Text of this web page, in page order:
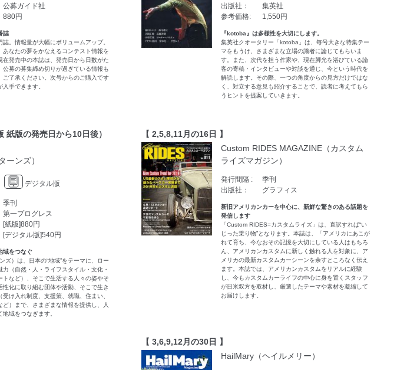
公募ガイド社
880円
誌
誌。情報量が大幅にボリュームアップ。
あなたの夢をかなえるコンテスト情報を
発売中の本誌は、発売日から日数がた
公募の募集締め切りが過ぎている情報も
ご了承ください。次号からのご購入です
入手できます。
出版社：
集英社
参考価格:
1,550円
『kotoba』は多様性を大切にします。
集英社クオータリー「kotoba」は、毎号大きな特集テー
マをもうけ、さまざまな立場の識者に論じてもらいま
す。また、次代を担う作家や、現在脚光を浴びている論
客の寄稿・インタビューや対談を通じ、今という時代を
解読します。その際、一つの角度からの見方だけではな
く、対立する意見も紹介することで、読者に考えてもら
うヒントを提案していきます。
紙版の発売日から10日後）
ーンズ）
デジタル版
季刊
第一プログレス
[紙版]880円
[デジタル版]540円
域をつなぐ
ズ）は、日本の“地域”をテーマに、ロー
力（自然・人・ライフスタイル・文化・
トなど）、そこで生活する人々の姿やそ
性化に取り組む団体や活動、そこで生き
受け入れ制度、支援策、就職、住まい、
ど）まで、さまざまな情報を提供し、人
地域をつなぎます。
【 2,5,8,11月の16日 】
Custom RIDES MAGAZINE（カスタム
ライズマガジン）
発行間隔 :
季刊
出版社：
グラフィス
新旧アメリカンカーを中心に、新鮮な驚きのある話題を
発信します
「Custom RIDES=カスタムライズ」は、直訳すれば“い
じった乗り物”となります。本誌は、「アメリカにあこが
れて育ち、今なおその記憶を大切にしている人はもちろ
ん、アメリカンカスタムに新しく触れる人を対象に、ア
メリカの最新カスタムカーシーンを余すところなく伝え
ます。本誌では、アメリカンカスタムをリアルに経験
し、今もカスタムカーライフの中心に身を置くスタッフ
が日米双方を取材し、厳選したテーマや素材を凝縮して
お届けします。
【 3,6,9,12月の30日 】
HailMary（ヘイルメリー）